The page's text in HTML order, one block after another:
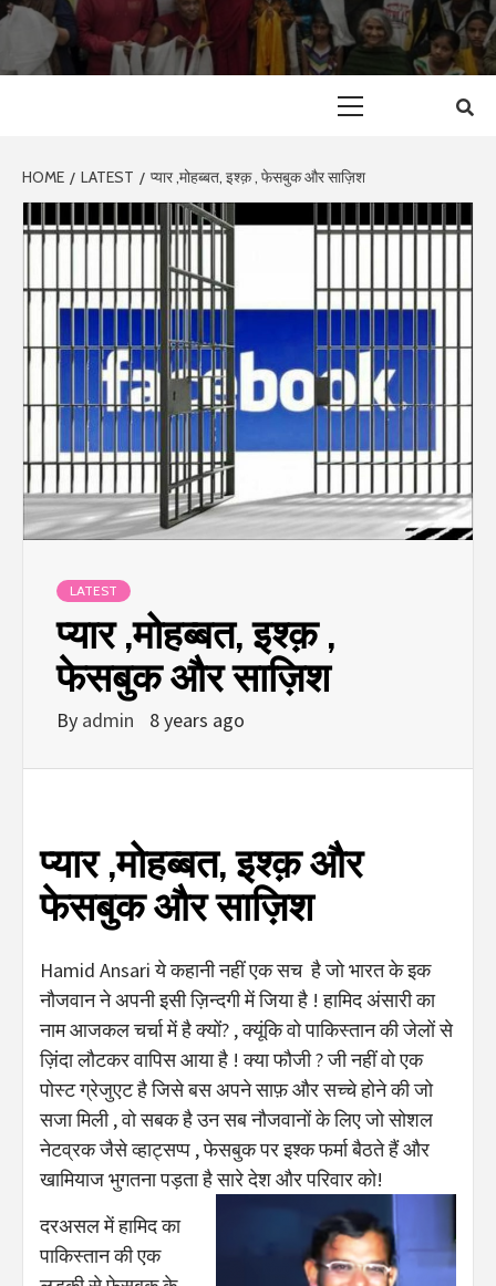
HOME LATEST प्यार ,मोहब्बत, इश्क़ , फेसबुक और साज़िश
LATEST
प्यार ,मोहब्बत, इश्क़ ,
फेसबुक और साज़िश
By admin 8 years ago
प्यार ,मोहब्बत, इश्क़ और
फेसबुक और साज़िश
Hamid Ansari ये कहानी नहीं एक सच है जो भारत के इक
नौजवान ने अपनी इसी ज़िन्दगी में जिया है ! हामिद अंसारी का
नाम आजकल चर्चा में है क्यों? , क्यूंकि वो पाकिस्तान की जेलों से
ज़िंदा लौटकर वापिस आया है ! क्या फौजी ? जी नहीं वो एक
पोस्ट ग्रेजुएट है जिसे बस अपने साफ़ और सच्चे होने की जो
सजा मिली , वो सबक है उन सब नौजवानों के लिए जो सोशल
नेटव्रक जैसे व्हाट्सप्प , फेसबुक पर इश्क फर्मा बैठते हैं और
खामियाज भुगतना पड़ता है सारे देश और परिवार को!
दरअसल में हामिद का
पाकिस्तान की एक